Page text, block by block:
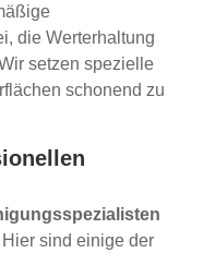
die Werterhaltung
setzen spezielle
schonend zu
sind einige der